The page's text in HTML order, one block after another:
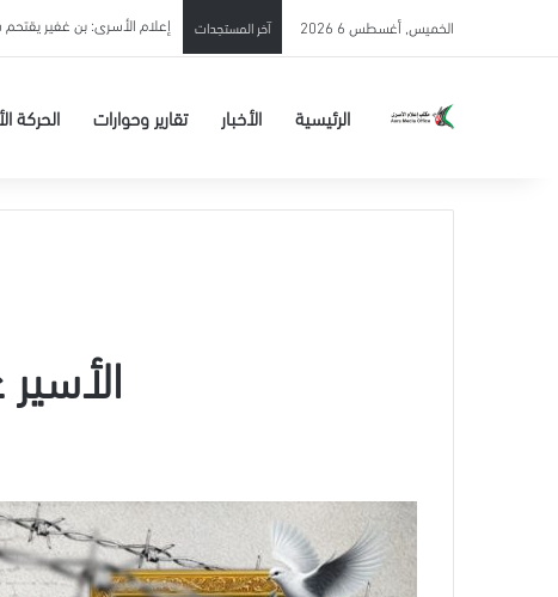
الخميس, أغسطس 6 2026 آخر المستجدات إعلام الأسرى: بن غفير
الرئيسية الأخبار تقارير وحوارات الحركة